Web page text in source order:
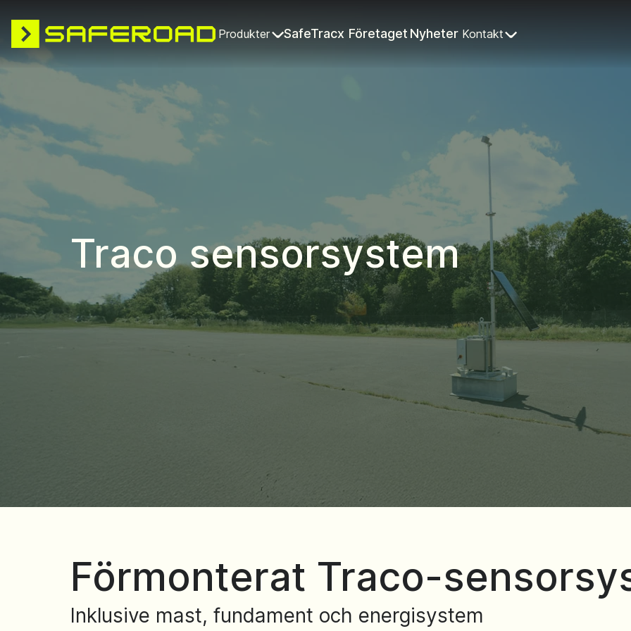
Produkter SafeTracx Företaget Nyheter Kontakt
Traco sensorsystem
Förmonterat Traco-
Inklusive mast, fundament och energisystem